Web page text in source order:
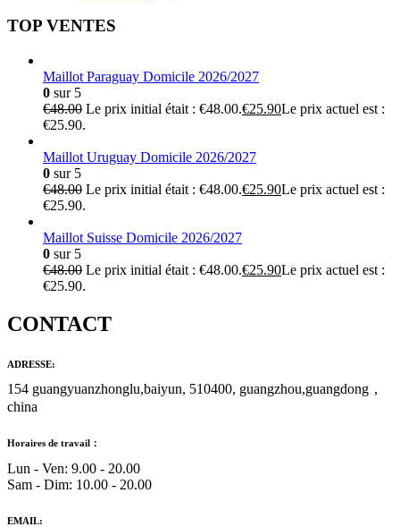
TOP VENTES
Maillot Paraguay Domicile 2026/2027
0 sur 5
€48.00 Le prix initial était : €48.00.€25.90Le prix actuel est :
€25.90.
Maillot Uruguay Domicile 2026/2027
0 sur 5
€48.00 Le prix initial était : €48.00.€25.90Le prix actuel est :
€25.90.
Maillot Suisse Domicile 2026/2027
0 sur 5
€48.00 Le prix initial était : €48.00.€25.90Le prix actuel est :
€25.90.
CONTACT
ADRESSE:
154 guangyuanzhonglu,baiyun, 510400, guangzhou,guangdong，
china
Horaires de travail：
Lun - Ven: 9.00 - 20.00
Sam - Dim: 10.00 - 20.00
EMAIL: